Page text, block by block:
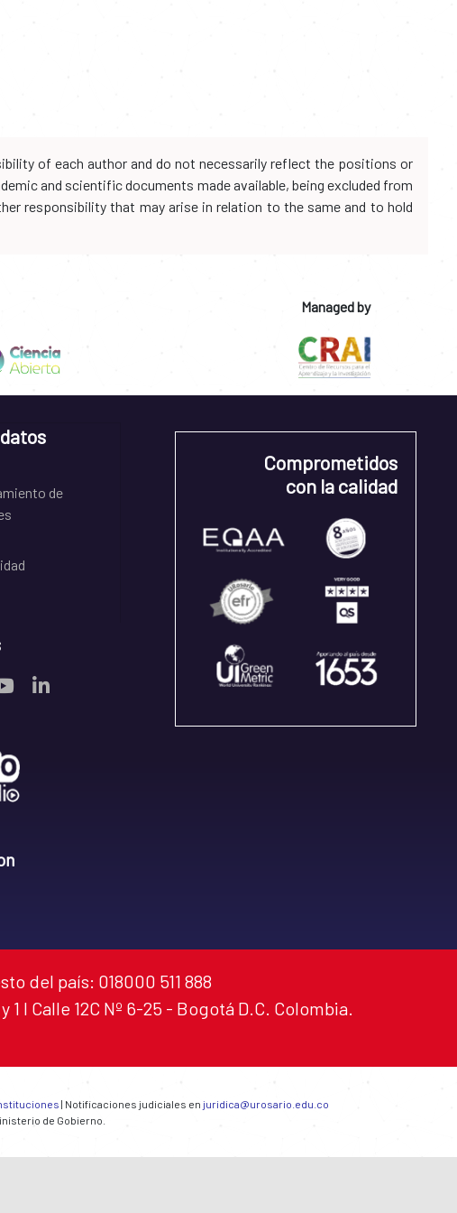
of each author and do not necessarily reflect the positions or
and scientific documents made available, being excluded from
responsibility that may arise in relation to the same and to hold
Managed by
de
Comprometidos
con la calidad
del país: 018000 511 888
I Calle 12C Nº 6-25 - Bogotá D.C. Colombia.
| Notificaciones judiciales en juridica@urosario.edu.co
de Gobierno.